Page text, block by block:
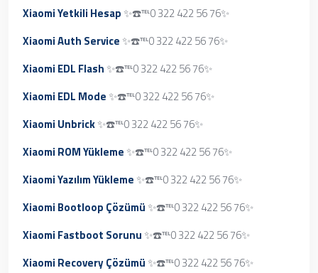
Xiaomi Yetkili Hesap✨☎️℡0 322 422 56 76✨
Xiaomi Auth Service✨☎️℡0 322 422 56 76✨
Xiaomi EDL Flash✨☎️℡0 322 422 56 76✨
Xiaomi EDL Mode✨☎️℡0 322 422 56 76✨
Xiaomi Unbrick✨☎️℡0 322 422 56 76✨
Xiaomi ROM Yükleme✨☎️℡0 322 422 56 76✨
Xiaomi Yazılım Yükleme✨☎️℡0 322 422 56 76✨
Xiaomi Bootloop Çözümü✨☎️℡0 322 422 56 76✨
Xiaomi Fastboot Sorunu✨☎️℡0 322 422 56 76✨
Xiaomi Recovery Çözümü✨☎️℡0 322 422 56 76✨